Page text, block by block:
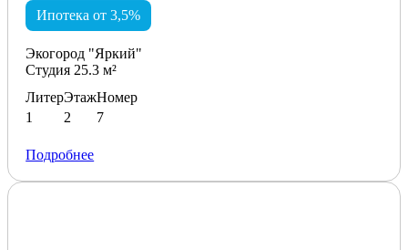
Ипотека от 3,5%
Экогород "Яркий"
Студия 25.3 м²
Литер
1
Этаж
2
Номер
7
Подробнее